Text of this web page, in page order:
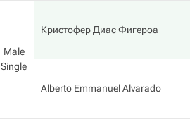
Male
Single
Кристофер Диас Фигероа
Alberto Emmanuel Alvarado